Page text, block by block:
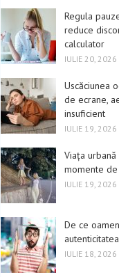
Regula
reduce
calculator
IULIE 20, 2026
Uscăciunea
de ecrane,
insuficient
IULIE 19, 2026
Viața
momente
IULIE 19, 2026
De ce
autenticitatea
IULIE 18, 2026